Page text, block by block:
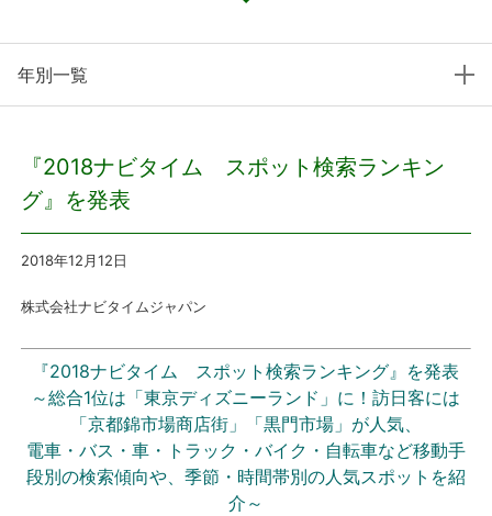
プレスリリース
プレスリリース
おしらせ
サービス
個人向けサービス
法人向けサービス
年別一覧
『2018ナビタイム スポット検索ランキン
グ』を発表
2018年12月12日
株式会社ナビタイムジャパン
『2018ナビタイム スポット検索ランキング』を発表
～総合1位は「東京ディズニーランド」に！訪日客には
「京都錦市場商店街」「黒門市場」が人気、
電車・バス・車・トラック・バイク・自転車など移動手
段別の検索傾向や、季節・時間帯別の人気スポットを紹
介～